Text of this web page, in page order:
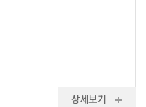
상세보기